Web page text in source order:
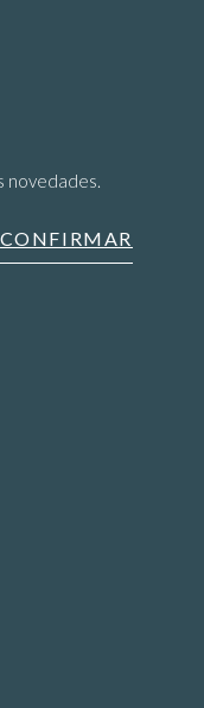
novedades.